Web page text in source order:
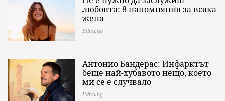
любовта: 8 напомняния за всяка
жена
Edna.bg
Антонио Бандерас: Инфарктът
беше най-хубавото нещо, което
ми се е случвало
Edna.bg